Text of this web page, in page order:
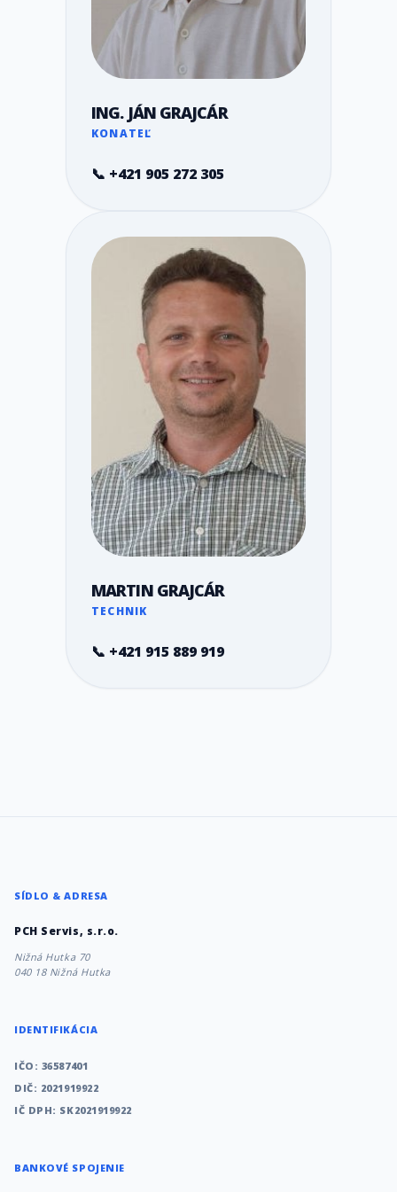
ING. JÁN GRAJCÁR
KONATEĽ
📞 +421 905 272 305
MARTIN GRAJCÁR
TECHNIK
📞 +421 915 889 919
SÍDLO & ADRESA
PCH Servis, s.r.o.
Nižná Hutka 70
040 18 Nižná Hutka
IDENTIFIKÁCIA
IČO: 36587401
DIČ: 2021919922
IČ DPH: SK2021919922
BANKOVÉ SPOJENIE